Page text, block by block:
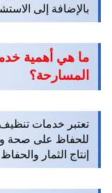
بالإضافة إلى
ما هي أهمية
المسارحة؟
تعتبر خدمات
للحفاظ على صحة
إنتاج الثمار